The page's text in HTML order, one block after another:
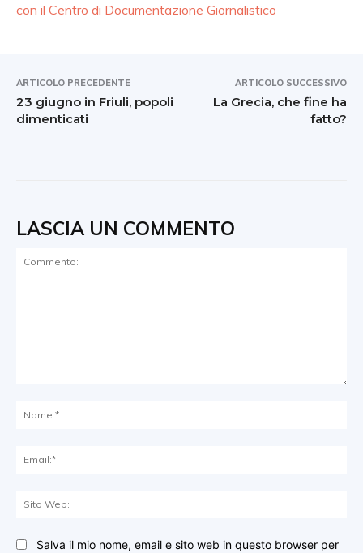
con il Centro di Documentazione Giornalistico
ARTICOLO PRECEDENTE
23 giugno in Friuli, popoli
dimenticati
ARTICOLO SUCCESSIVO
La Grecia, che fine ha
fatto?
LASCIA UN COMMENTO
Salva il mio nome, email e sito web in questo browser per